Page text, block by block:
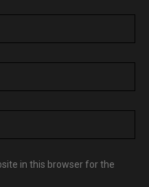
in this browser for the